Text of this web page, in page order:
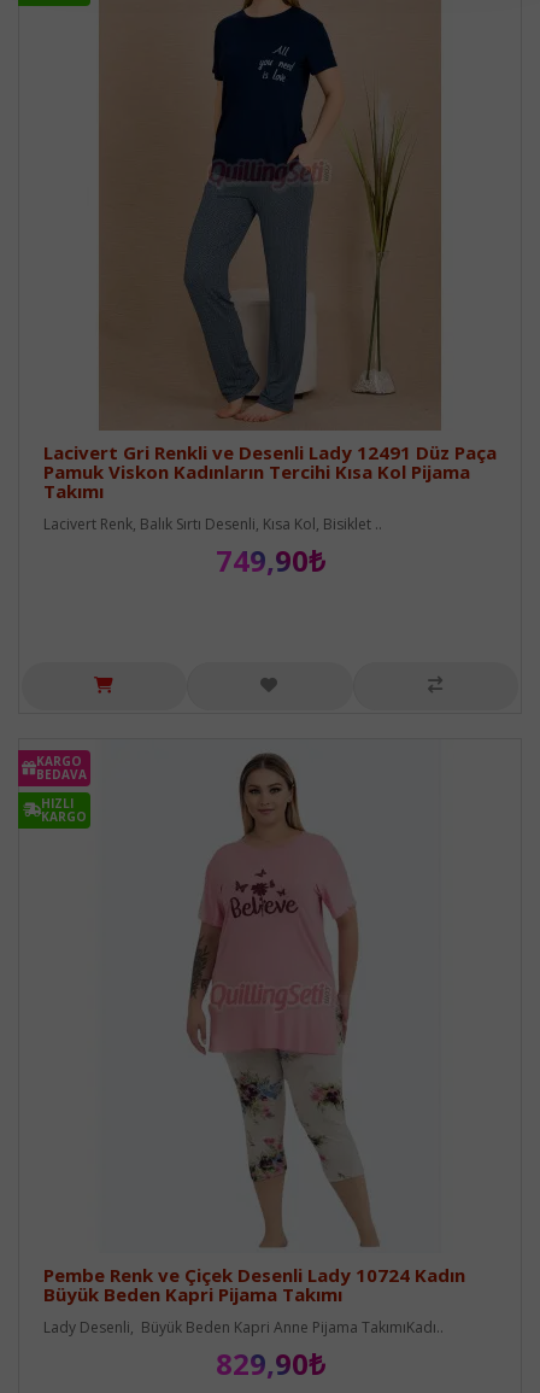
Lacivert Gri Renkli ve Desenli Lady 12491 Düz Paça
Pamuk Viskon Kadınların Tercihi Kısa Kol Pijama
Takımı
Lacivert Renk, Balık Sırtı Desenli, Kısa Kol, Bisiklet ..
749,90₺
KARGO
BEDAVA
HIZLI
KARGO
Pembe Renk ve Çiçek Desenli Lady 10724 Kadın
Büyük Beden Kapri Pijama Takımı
Lady Desenli, Büyük Beden Kapri Anne Pijama TakımıKadı..
829,90₺